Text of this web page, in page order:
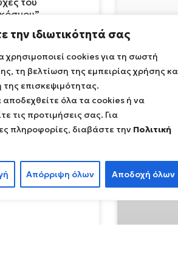
την ιδιωτικότητά σας
χρησιμοποιεί cookies για τη σωστή
τη βελτίωση της εμπειρίας χρήσης
επισκεψιμότητας.
αποδεχθείτε όλα τα cookies ή να
τις προτιμήσεις σας. Για
πληροφορίες, διαβάστε την Πολιτική
Απόρριψη όλων Αποδοχή όλων